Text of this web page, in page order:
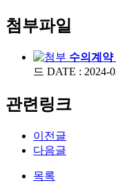
첨부파일
수의계
드 DATE : 2024-
관련링크
이전글
다음글
목록